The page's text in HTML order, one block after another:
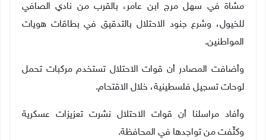
مشاة في سهل مرج ابن عامر، بالقرب من نادي الصافي
للخيول، وشرع جنود الاحتلال بالتدقيق في بطاقات هويات
المواطنين.
وأضافت المصادر أن قوات الاحتلال تستخدم مركبات تحمل
لوحات تسجيل فلسطينية، خلال الاقتحام.
وأفاد مراسلنا أن قوات الاحتلال نشرت تعزيزات عسكرية
وكثّفت من تواجدها في المحافظة.